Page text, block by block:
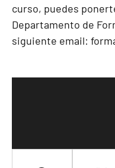
curso, puedes
Departamento de
siguiente email: